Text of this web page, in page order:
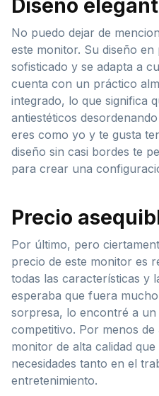
Diseño
No puedo dejar de
este monitor. Su diseño en
sofisticado y se adapta a
cuenta con un práctico
integrado, lo que significa
antiestéticos
eres como yo y te gusta
diseño sin casi bordes te
para crear una
Precio
Por último, pero
precio de este monitor es
todas las características y
esperaba que fuera
sorpresa, lo encontré a
competitivo. Por menos
monitor de alta calidad
necesidades tanto en el
entretenimiento.